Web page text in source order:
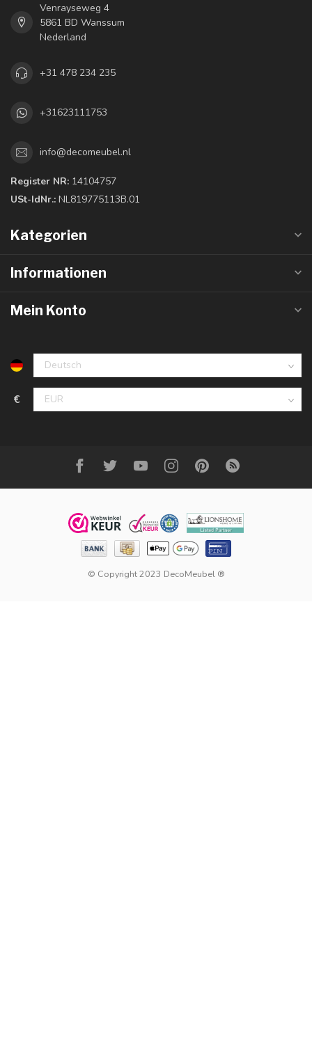
Venrayseweg 4
5861 BD Wanssum
Nederland
+31 478 234 235
+31623111753
info@decomeubel.nl
Register NR: 14104757
USt-IdNr.: NL819775113B.01
Kategorien
Informationen
Mein Konto
€
© Copyright 2023 DecoMeubel ®